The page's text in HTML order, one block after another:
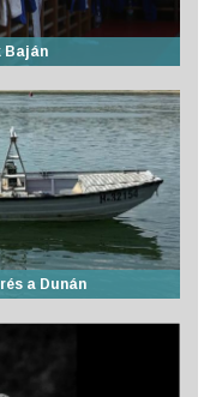
Baján
a Dunán